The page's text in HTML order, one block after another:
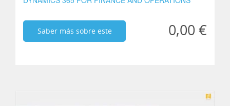
Saber más sobre este 0,00 €